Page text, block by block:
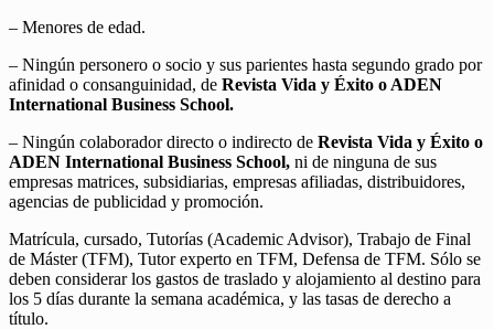
– Menores de edad.
– Ningún personero o socio y sus parientes hasta segundo grado por
afinidad o consanguinidad, de Revista Vida y Éxito o ADEN
International Business School.
– Ningún colaborador directo o indirecto de Revista Vida y Éxito o
ADEN International Business School, ni de ninguna de sus
empresas matrices, subsidiarias, empresas afiliadas, distribuidores,
agencias de publicidad y promoción.
Matrícula, cursado, Tutorías (Academic Advisor), Trabajo de Final
de Máster (TFM), Tutor experto en TFM, Defensa de TFM. Sólo se
deben considerar los gastos de traslado y alojamiento al destino para
los 5 días durante la semana académica, y las tasas de derecho a
título.